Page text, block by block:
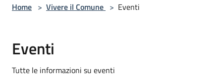
Home > Vivere il Comune > Eventi
Eventi
Tutte le informazioni su eventi